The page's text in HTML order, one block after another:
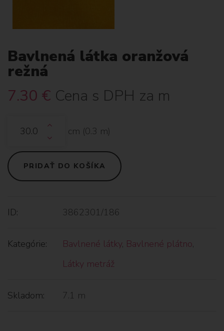
Bavlnená látka oranžová
režná
7.30 € Cena s DPH za m
cm (0.3 m)
PRIDAŤ DO KOŠÍKA
ID: 3862301/186
Kategórie: Bavlnené látky, Bavlnené plátno,
Látky metráž
Skladom: 7.1 m